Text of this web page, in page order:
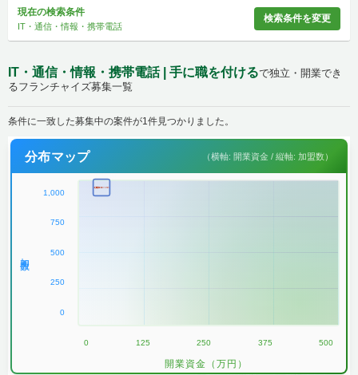
現在の検索条件
IT・通信・情報・携帯電話
検索条件を変更
IT・通信・情報・携帯電話 | 手に職を付けるで独立・開業でき
るフランチャイズ募集一覧
条件に一致した募集中の案件が1件見つかりました。
分布マップ （横軸: 開業資金 / 縦軸: 加盟数）
1,000
750
500
250
0
0 125 250 375 500
開業資金（万円）